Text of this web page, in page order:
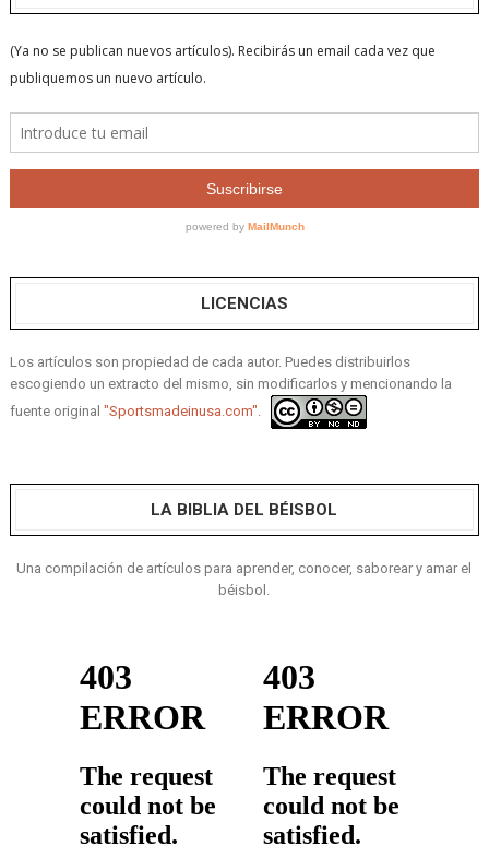
LICENCIAS
Los artículos son propiedad de cada autor. Puedes distribuirlos
escogiendo un extracto del mismo, sin modificarlos y mencionando la
fuente original "Sportsmadeinusa.com".
LA BIBLIA DEL BÉISBOL
Una compilación de artículos para aprender, conocer, saborear y amar el
béisbol.